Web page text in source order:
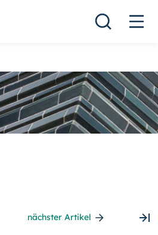
nächster Artikel